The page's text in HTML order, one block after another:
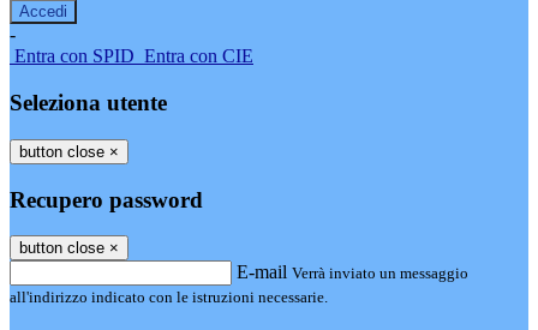
-
Entra con SPID Entra con CIE
Seleziona utente
button close ×
Recupero password
button close ×
E-mail Verrà inviato un messaggio
all'indirizzo indicato con le istruzioni necessarie.